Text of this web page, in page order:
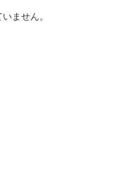
ません。